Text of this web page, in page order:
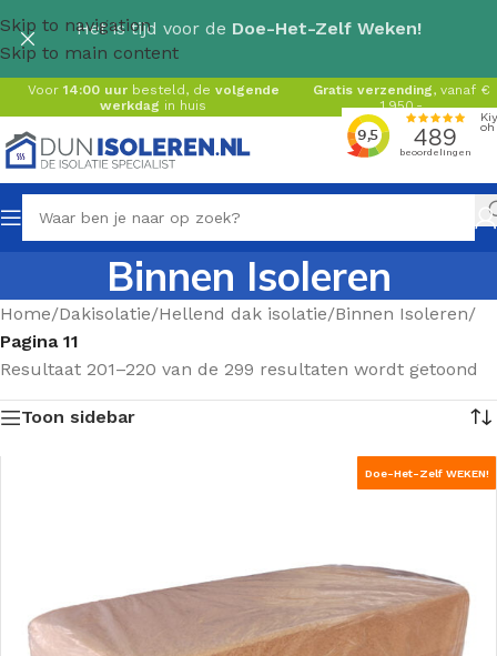
Skip to navigation
Skip to main content
Het is tijd voor de Doe-Het-Zelf Weken!
Voor 14:00 uurbesteld, de volgende
werkdag in huis
Gratis verzending, vanaf €
1.950,-
Binnen Isoleren
Home/Dakisolatie/Hellend dak isolatie/Binnen Isoleren/
Pagina 11
Resultaat 201–220 van de 299 resultaten wordt getoond
Toon sidebar
Doe-Het-Zelf WEKEN!